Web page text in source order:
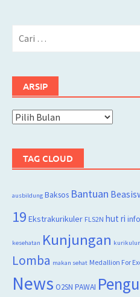
ARSIP
Arsip
TAG CLOUD
ausbildung Baksos Bantuan
19 Ekstrakurikuler FLS2N hut ri info
kesehatan Kunjungan
Lomba makan sehat Medallion For
News O2SN PAWAI